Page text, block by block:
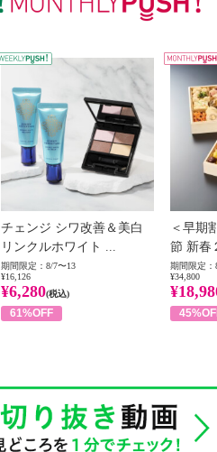
WEEKLY PUSH
チェンジ シワ改善＆美白
リンクルホワイト ...
期間限定：8/7〜13
¥16,126
¥6,280(税込)
61%OFF
＜早期
節 新春
期間限定：
¥34,800